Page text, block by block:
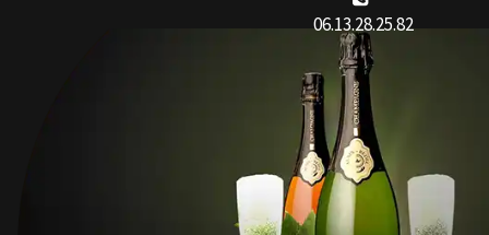
06.13.28.25.82